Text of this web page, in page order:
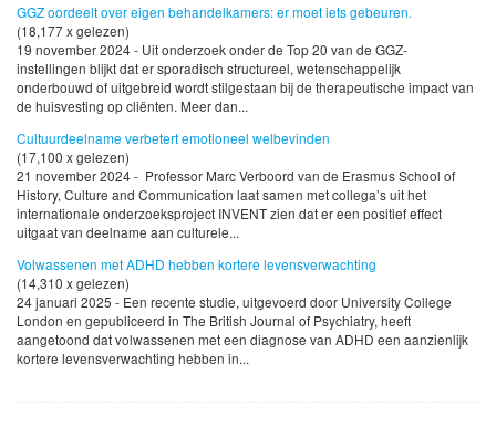
GGZ oordeelt over eigen behandelkamers: er moet iets gebeuren.
(18,177 x gelezen)
19 november 2024 - Uit onderzoek onder de Top 20 van de GGZ-
instellingen blijkt dat er sporadisch structureel, wetenschappelijk
onderbouwd of uitgebreid wordt stilgestaan bij de therapeutische impact van
de huisvesting op cliënten. Meer dan...
Cultuurdeelname verbetert emotioneel welbevinden
(17,100 x gelezen)
21 november 2024 - Professor Marc Verboord van de Erasmus School of
History, Culture and Communication laat samen met collega’s uit het
internationale onderzoeksproject INVENT zien dat er een positief effect
uitgaat van deelname aan culturele...
Volwassenen met ADHD hebben kortere levensverwachting
(14,310 x gelezen)
24 januari 2025 - Een recente studie, uitgevoerd door University College
London en gepubliceerd in The British Journal of Psychiatry, heeft
aangetoond dat volwassenen met een diagnose van ADHD een aanzienlijk
kortere levensverwachting hebben in...